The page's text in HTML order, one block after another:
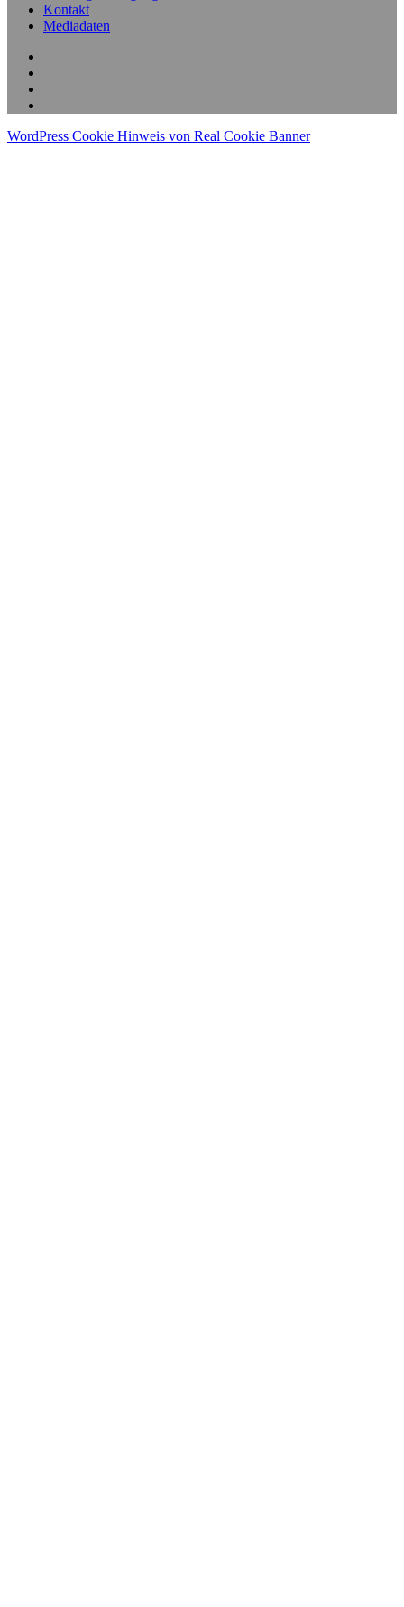
Kontakt
Mediadaten
WordPress Cookie Hinweis von Real Cookie Banner